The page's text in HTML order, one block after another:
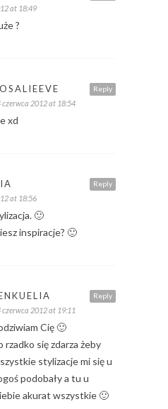
at 18:49
?
Reply
czerwca 2012 at 18:54
xd
Reply
at 18:56
🙂
inspiracje? 🙂
Reply
czerwca 2012 at 19:11
Cię 🙂
rzadko się zdarza żeby
stylizacje mi się u
podobały a tu u
akurat wszystkie 🙂